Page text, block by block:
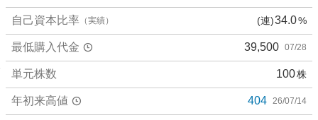
自己資本比率 （実績） (連)34.0%
最低購入代金 39,500 07/28
単元株数 100株
年初来高値 404 26/07/14